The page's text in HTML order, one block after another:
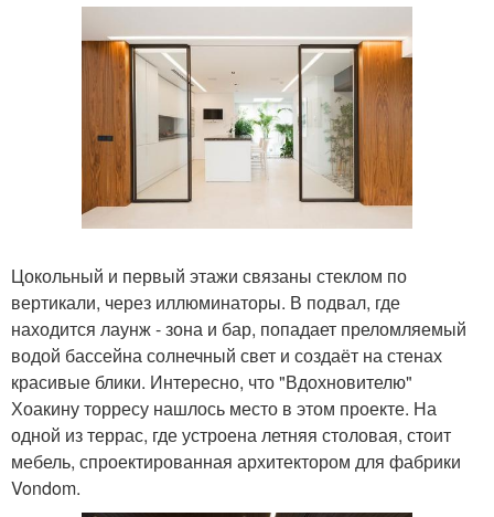
Цокольный и первый этажи связаны стеклом по
вертикали, через иллюминаторы. В подвал, где
находится лаунж - зона и бар, попадает преломляемый
водой бассейна солнечный свет и создаёт на стенах
красивые блики. Интересно, что "Вдохновителю"
Хоакину торресу нашлось место в этом проекте. На
одной из террас, где устроена летняя столовая, стоит
мебель, спроектированная архитектором для фабрики
Vondom.